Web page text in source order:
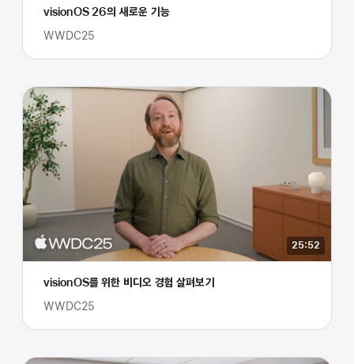
visionOS 26의 새로운 기능
WWDC25
25:52
visionOS를 위한 비디오 경험 살펴보기
WWDC25